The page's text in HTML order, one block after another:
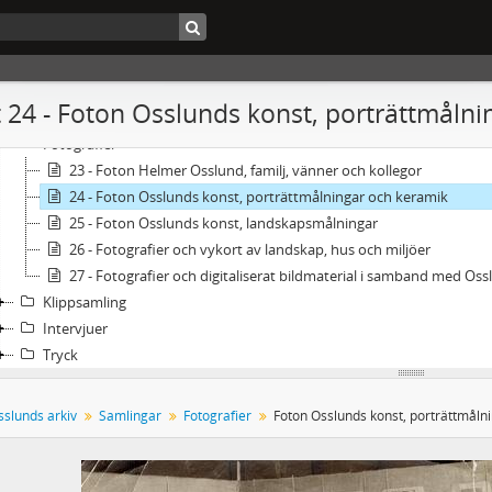
24 - Foton Osslunds konst,
55 - Helmer Osslunds arkiv
Personliga handlingar
Samlingar
Fotografier
23 - Foton Helmer Osslund, familj, vänner och kollegor
24 - Foton Osslunds konst, porträttmålningar och keramik
25 - Foton Osslunds konst, landskapsmålningar
26 - Fotografier och vykort av landskap, hus och miljöer
27 - Fotografier och digitaliserat bildmaterial i samband med
Klippsamling
Intervjuer
Tryck
arkiv Samlingar Fotografier